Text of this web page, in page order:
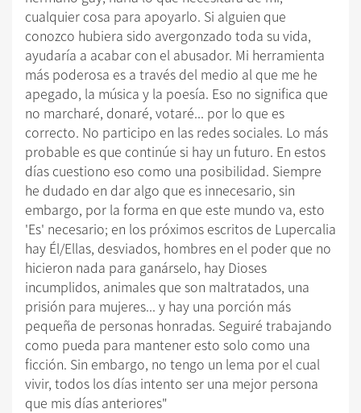
cualquier cosa para apoyarlo. Si alguien que
conozco hubiera sido avergonzado toda su vida,
ayudaría a acabar con el abusador. Mi herramienta
más poderosa es a través del medio al que me he
apegado, la música y la poesía. Eso no significa que
no marcharé, donaré, votaré... por lo que es
correcto. No participo en las redes sociales. Lo más
probable es que continúe si hay un futuro. En estos
días cuestiono eso como una posibilidad. Siempre
he dudado en dar algo que es innecesario, sin
embargo, por la forma en que este mundo va, esto
'Es' necesario; en los próximos escritos de Lupercalia
hay Él/Ellas, desviados, hombres en el poder que no
hicieron nada para ganárselo, hay Dioses
incumplidos, animales que son maltratados, una
prisión para mujeres... y hay una porción más
pequeña de personas honradas. Seguiré trabajando
como pueda para mantener esto solo como una
ficción. Sin embargo, no tengo un lema por el cual
vivir, todos los días intento ser una mejor persona
que mis días anteriores"